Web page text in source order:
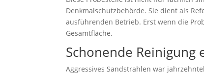
Denkmalschutzbehörde. Sie dient als
ausführenden Betrieb. Erst wenn die
Gesamtfläche.
Schonende Reinigung
Aggressives Sandstrahlen war